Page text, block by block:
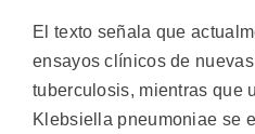
El texto señala que
ensayos clínicos de
tuberculosis, mientras que
Klebsiella pneumoniae se